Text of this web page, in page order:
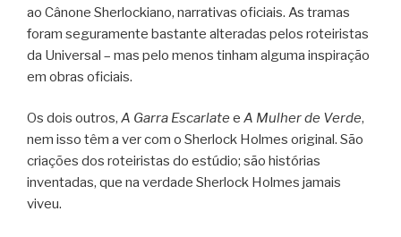
ao Cânone Sherlockiano, narrativas oficiais. As tramas
foram seguramente bastante alteradas pelos roteiristas
da Universal – mas pelo menos tinham alguma inspiração
em obras oficiais.
Os dois outros, A Garra Escarlate e A Mulher de Verde,
nem isso têm a ver com o Sherlock Holmes original. São
criações dos roteiristas do estúdio; são histórias
inventadas, que na verdade Sherlock Holmes jamais
viveu.